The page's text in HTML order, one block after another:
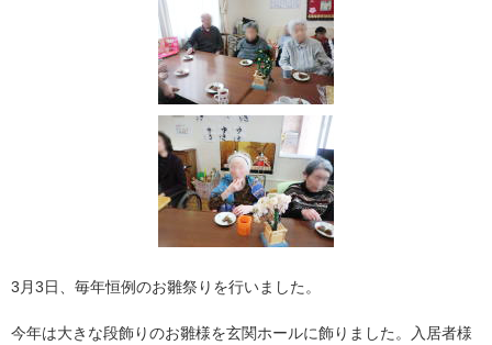
3月3日、毎年恒例のお雛祭りを行いました。
今年は大きな段飾りのお雛様を玄関ホールに飾りました。入居者様